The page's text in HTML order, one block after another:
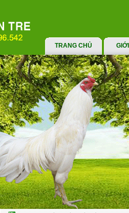
TRANG CHỦ